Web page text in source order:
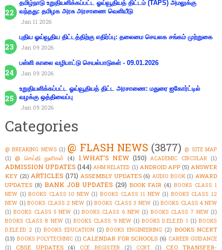
தமிழ்நாடு உறுதியளிக்கப்பட்ட ஓய்வூதியத் திட்டம் (TAPS) அமலுக்கு
வந்தது: தமிழக அரசு அரசாணை வெளியீடு
Jan 11 2026
புதிய ஓய்வூதிய திட்டத்திற்கு எதிர்ப்பு: தலைமை செயலக சங்கம் முற்றுகை
Jan 09 2026
பள்ளி காலை வழிபாட்டு செயல்பாடுகள் - 09.01.2026
Jan 09 2026
உறுதியளிக்கப்பட்ட ஓய்வூதியத் திட்ட அரசாணை: மதுரை ஐகோர்ட்டில்
வழக்கு ஒத்திவைப்பு
Jan 09 2026
Categories
@ BREAKING NEWS (1) @ FLASH NEWS (3877) @ SITE MAP
(1) @ செய்தி துளிகள் (4) 1.WHAT'S NEW (150) ACADEMIC CIRCULAR (1)
ADMISSION UPDATES (144) AHM RELATED (1) ANDROID APP (5) ANSWER
KEY (21) ARTICLES (171) ASSEMBLY UPDATES (6) AUDIO BOOK (1) AWARD
UPDATES (8) BANK JOB UPDATES (29) BOOK FAIR (4) BOOKS CLASS 1
NEW (1) BOOKS CLASS 10 NEW (1) BOOKS CLASS 11 NEW (1) BOOKS CLASS 12
NEW (1) BOOKS CLASS 2 NEW (1) BOOKS CLASS 3 NEW (1) BOOKS CLASS 4 NEW
(1) BOOKS CLASS 5 NEW (1) BOOKS CLASS 6 NEW (1) BOOKS CLASS 7 NEW (1)
BOOKS CLASS 8 NEW (1) BOOKS CLASS 9 NEW (1) BOOKS D.ELE.ED 1 (1) BOOKS
D.ELE.ED 2 (1) BOOKS EDUCATION (2) BOOKS ENGINEERING (2) BOOKS NCERT
(13) BOOKS POLYTECHNIC (1) CALENDAR FOR SCHOOLS (6) CAREER GUIDANCE
(1)
CBSE UPDATES (4) CCE REGISTER (2) CCRT (1)
CEO TRANSFER-